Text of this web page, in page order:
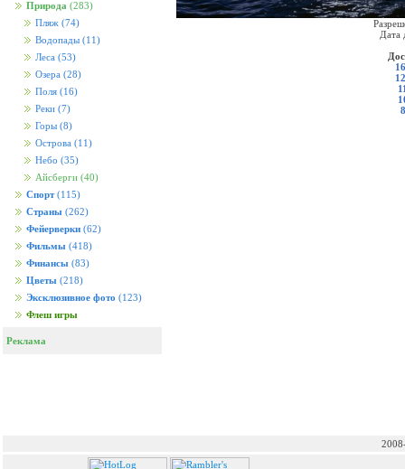
Природа (283)
Пляж (74)
Водопады (11)
Леса (53)
Озера (28)
Поля (16)
Реки (7)
Горы (8)
Острова (11)
Небо (35)
Айсберги (40)
Спорт (115)
Страны (262)
Фейерверки (62)
Фильмы (418)
Финансы (83)
Цветы (218)
Эксклюзивное фото (123)
Флеш игры
Реклама
Дата